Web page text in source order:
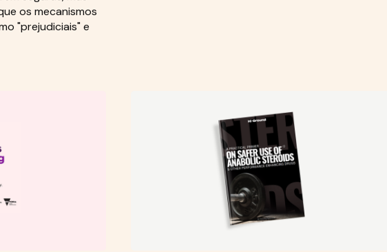
os mecanismos
"prejudiciais" e